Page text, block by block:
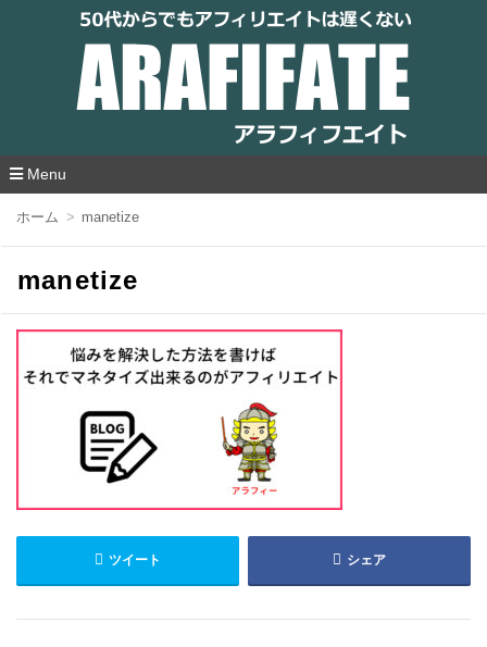
アラフィフエイト｜ 50代からでもアフィリ
エイトは遅くない
Menu
移
ホーム manetize
manetize
ツイート シェア